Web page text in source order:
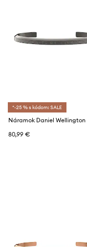
*-25 % s kódom: SALE
80,99 €